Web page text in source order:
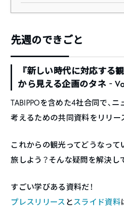
先週のできごと
『新しい時代に対応する
から見える企画のタネ
TABIPPOを含めた4社合同で、
考えるための共同資料をリリー
これからの観光ってどうなって
旅しよう？そんな疑問を解決し
すごい学びある資料だ！
プレスリリース とスライド資料